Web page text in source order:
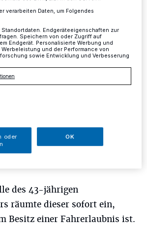
gegen 14.30 Uhr,
Polizei einen blauen PKW
Kennzeichen, der die
in Langenfeld befuhr, im Zuge
Verkehrskontrolle.
des 43-jährigen
räumte dieser sofort ein,
Besitz einer Fahrerlaubnis ist.
verarbeiten Daten, um Folgendes
Standortdaten. Endgeräteeigenschaften zur
Speichern von oder Zugriff auf
Endgerät. Personalisierte Werbung und
und der Performance von
sowie Entwicklung und Verbesserung
oder
OK